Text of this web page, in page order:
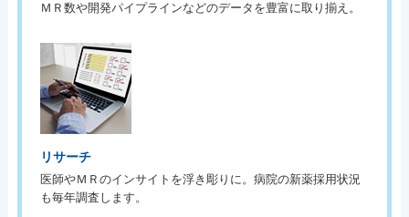
ＭＲ数や開発パイプラインなどのデータを豊富に取り揃え。
リサーチ
医師やＭＲのインサイトを浮き彫りに。病院の新薬採用状況
も毎年調査します。